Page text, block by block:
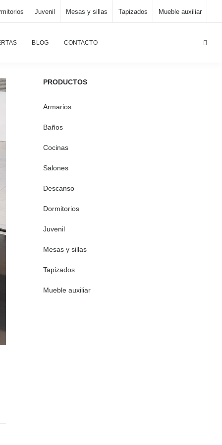
Juvenil Mesas y sillas Tapizados Mueble auxiliar
BLOG CONTACTO
PRODUCTOS
Armarios
Baños
Cocinas
Salones
Descanso
Dormitorios
Juvenil
Mesas y sillas
Tapizados
Mueble auxiliar